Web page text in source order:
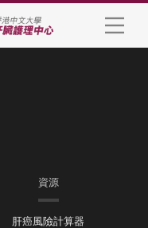
資源
肝癌風險計算器